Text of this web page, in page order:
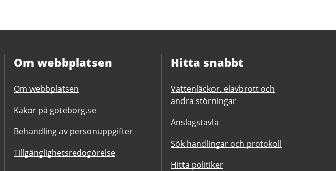
Om webbplatsen
Om webbplatsen
Kakor på goteborg.se
Behandling av personuppgifter
Tillgänglighetsredogörelse
Hitta snabbt
Vattenläckor, elavbrott och
andra störningar
Anslagstavla
Sök handlingar och protokoll
Hitta politiker